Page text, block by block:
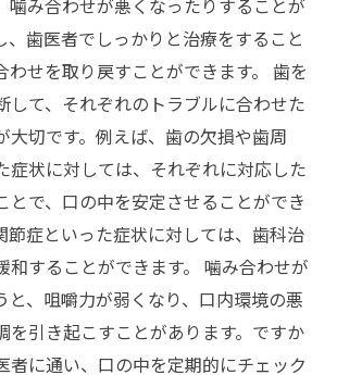
噛み合わせが悪くなったりすることが
、歯医者でしっかりと治療をすること
わせを取り戻すことができます。 歯を
して、それぞれのトラブルに合わせた
大切です。例えば、歯の欠損や歯周
症状に対しては、それぞれに対応した
とで、口の中を安定させることができ
節症といった症状に対しては、歯科治
和することができます。 噛み合わせが
と、咀嚼力が弱くなり、口内環境の悪
を引き起こすことがあります。ですか
者に通い、口の中を定期的にチェック